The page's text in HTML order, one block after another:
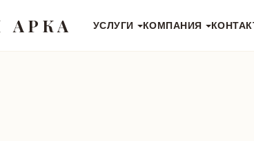
АРКА УСЛУГИ КОМПАНИЯ